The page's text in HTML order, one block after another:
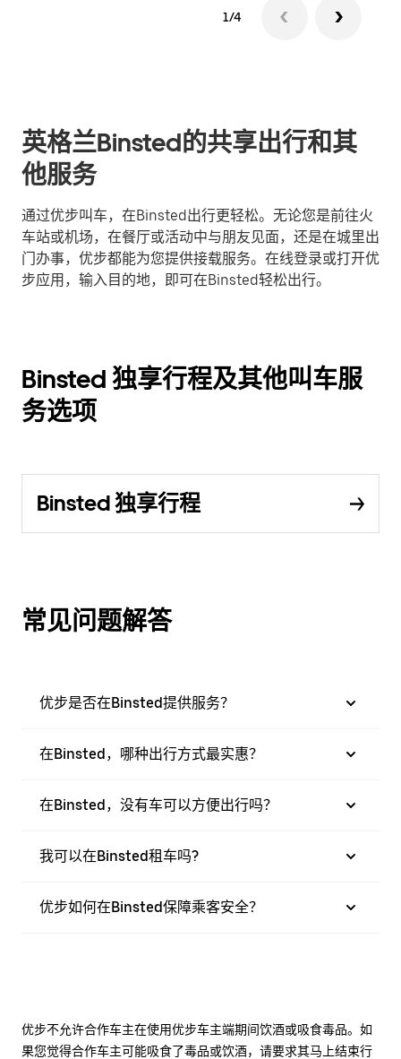
1/4
英格兰Binsted的共享出行和其
他服务
通过优步叫车，在Binsted出行更轻松。无论您是前往火
车站或机场，在餐厅或活动中与朋友见面，还是在城里出
门办事，优步都能为您提供接载服务。在线登录或打开优
步应用，输入目的地，即可在Binsted轻松出行。
Binsted 独享行程及其他叫车服
务选项
Binsted 独享行程
常见问题解答
优步是否在Binsted提供服务？
在Binsted，哪种出行方式最实惠？
在Binsted，没有车可以方便出行吗？
我可以在Binsted租车吗?
优步如何在Binsted保障乘客安全？
优步不允许合作车主在使用优步车主端期间饮酒或吸食毒品。如
果您觉得合作车主可能吸食了毒品或饮酒，请要求其马上结束行